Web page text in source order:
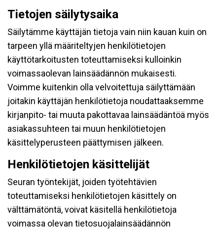
Tietojen säilytysaika
Säilytämme käyttäjän tietoja vain niin kauan kuin on
tarpeen yllä määriteltyjen henkilötietojen
käyttötarkoitusten toteuttamiseksi kulloinkin
voimassaolevan lainsäädännön mukaisesti.
Voimme kuitenkin olla velvoitettuja säilyttämään
joitakin käyttäjän henkilötietoja noudattaaksemme
kirjanpito- tai muuta pakottavaa lainsäädäntöä myös
asiakassuhteen tai muun henkilötietojen
käsittelyperusteen päättymisen jälkeen.
Henkilötietojen käsittelijät
Seuran työntekijät, joiden työtehtävien
toteuttamiseksi henkilötietojen käsittely on
välttämätöntä, voivat käsitellä henkilötietoja
voimassa olevan tietosuojalainsäädännön